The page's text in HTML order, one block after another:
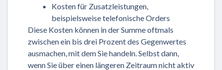
Kosten für Zusatzleistungen,
beispielsweise telefonische Orders
Diese Kosten können in der Summe oftmals
zwischen ein bis drei Prozent des Gegenwertes
ausmachen, mit dem Sie handeln. Selbst dann,
wenn Sie über einen längeren Zeitraum nicht aktiv